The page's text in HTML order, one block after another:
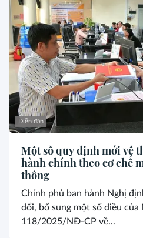
Diễn đàn
Một số quy định mới về
hành chính theo cơ chế
thông
Chính phủ ban hành Nghị
đổi, bổ sung một số điều của
118/2025/NĐ-CP về...